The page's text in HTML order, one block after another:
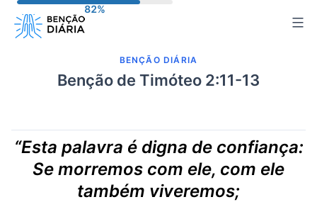
para
BENÇÃO DIÁRIA
Benção de Timóteo 2:11-13
“Esta palavra é digna de confiança:
Se morremos com ele, com ele
também viveremos;